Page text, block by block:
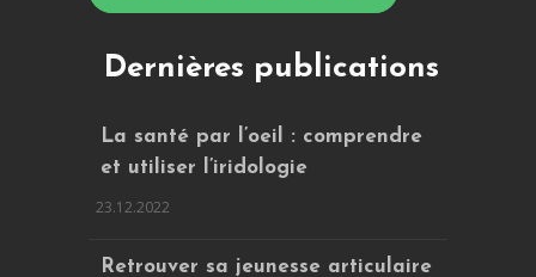
Dernières publications
La santé par l’oeil : comprendre
et utiliser l’iridologie
23.12.2022
Retrouver sa jeunesse articulaire